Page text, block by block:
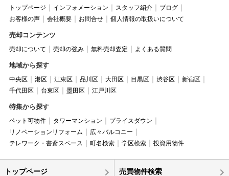
トップページ インフォメーション スタッフ紹介
ブログ
お客様の声
会社概要 お問合せ 個人情報の取扱いについて
売却コンテンツ
売却について 売却の強み 無料売却査定 よくある質問
地域から探す
中央区 港区 江東区 品川区 大田区 目黒区 渋谷区
新宿区
千代田区
台東区 墨田区 江戸川区
特集から探す
ペット可物件 タワーマンション
プライスダウン
リノベーションリフォーム
広々バルコニー
テレワーク・書斎スペース
町名検索 学区検索 投資用物件
トップページ 売買物件検索